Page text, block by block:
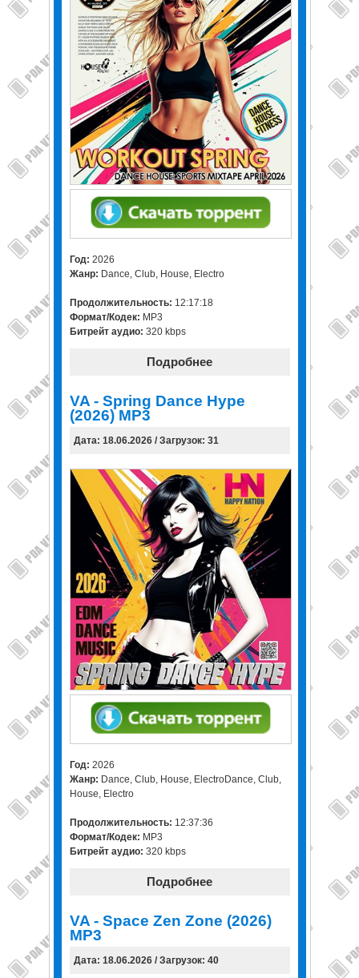
Год: 2026
Жанр: Dance, Club, House, Electro
Продолжительность: 12:17:18
Формат/Кодек: MP3
Битрейт аудио: 320 kbps
Подробнее
VA - Spring Dance Hype
(2026) MP3
Дата: 18.06.2026 / Загрузок: 31
Год: 2026
Жанр: Dance, Club, House, ElectroDance, Club,
House, Electro
Продолжительность: 12:37:36
Формат/Кодек: MP3
Битрейт аудио: 320 kbps
Подробнее
VA - Space Zen Zone (2026)
MP3
Дата: 18.06.2026 / Загрузок: 40